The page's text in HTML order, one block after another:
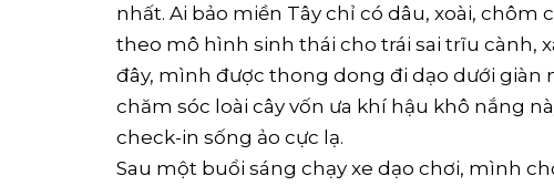
nhất. Ai bảo miền Tây chỉ có dâu, xoài,
theo mô hình sinh thái cho trái sai trĩu cành,
đây, mình được thong dong đi dạo dưới giàn
chăm sóc loài cây vốn ưa khí hậu khô nắng
check-in sống ảo cực lạ.
Sau một buổi sáng chạy xe dạo chơi, mình